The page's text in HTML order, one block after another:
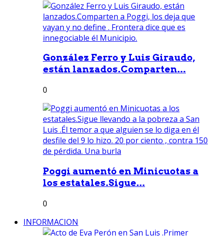
González Ferro y Luis Giraudo,
están lanzados.Comparten...
0
Poggi aumentó en Minicuotas a
los estatales.Sigue...
0
INFORMACION